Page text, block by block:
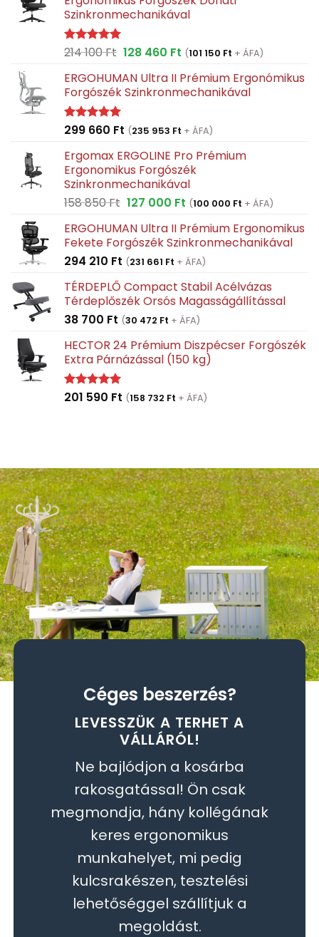
Szinkronmechanikával
Értékelés:
214 100Ft Original
was:
214
128 460 FtCurrent
is:
128
(101 150 Ft + ÁFA)
ERGOHUMAN Ultra II Prémium Ergonómikus
Forgószék Szinkronmechanikával
Értékelés:
299 660 Ft (235 953 Ft + ÁFA)
Ergomax ERGOLINE Pro Prémium
Ergonomikus Forgószék
Szinkronmechanikával
158 850Ft Original
was:
158
850 Ft.
127 000 FtCurrent
is:
127
000 Ft.
(100 000 Ft + ÁFA)
ERGOHUMAN Ultra II Prémium Ergonomikus
Fekete Forgószék Szinkronmechanikával
294 210 Ft (231 661 Ft + ÁFA)
TÉRDEPLŐ Compact Stabil Acélvázas
Térdeplőszék Orsós Magasságállítással
38 700 Ft (30 472 Ft + ÁFA)
HECTOR 24 Prémium Diszpécser Forgószék
Extra Párnázással (150 kg)
Értékelés:
201 590 Ft (158 732 Ft + ÁFA)
Céges beszerzés?
LEVESSZÜK A TERHET A
VÁLLÁRÓL!
Ne bajlódjon a kosárba
rakosgatással! Ön csak
megmondja, hány kollégának
keres ergonomikus
munkahelyet, mi pedig
kulcsrakészen, tesztelési
lehetőséggel szállítjuk a
megoldást.